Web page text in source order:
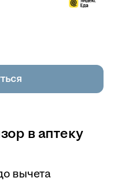
в аптеку
вычета